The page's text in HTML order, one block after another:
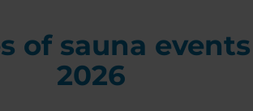
of sauna events
2026